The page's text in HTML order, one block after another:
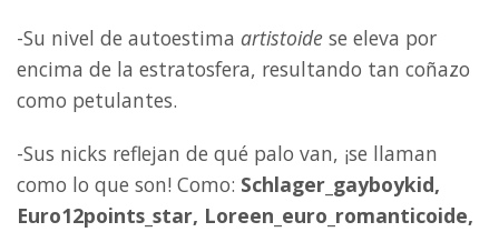
-Su nivel de autoestima artistoide se eleva por
encima de la estratosfera, resultando tan coñazo
como petulantes.
-Sus nicks reflejan de qué palo van, ¡se llaman
como lo que son! Como: Schlager_gayboykid,
Euro12points_star, Loreen_euro_romanticoide,